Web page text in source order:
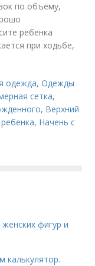
по объёму,
ребенка
при ходьбе,
одежда,Одежды
сетка,
, Верхний
, Начень с
фигур и
калькулятор.